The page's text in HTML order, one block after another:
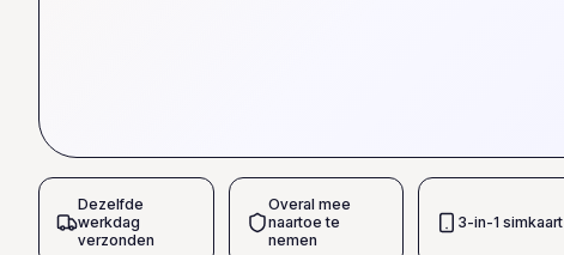
Dezelfde
werkdag
verzonden
Overal mee
naartoe te
nemen
3-in-1 simkaart